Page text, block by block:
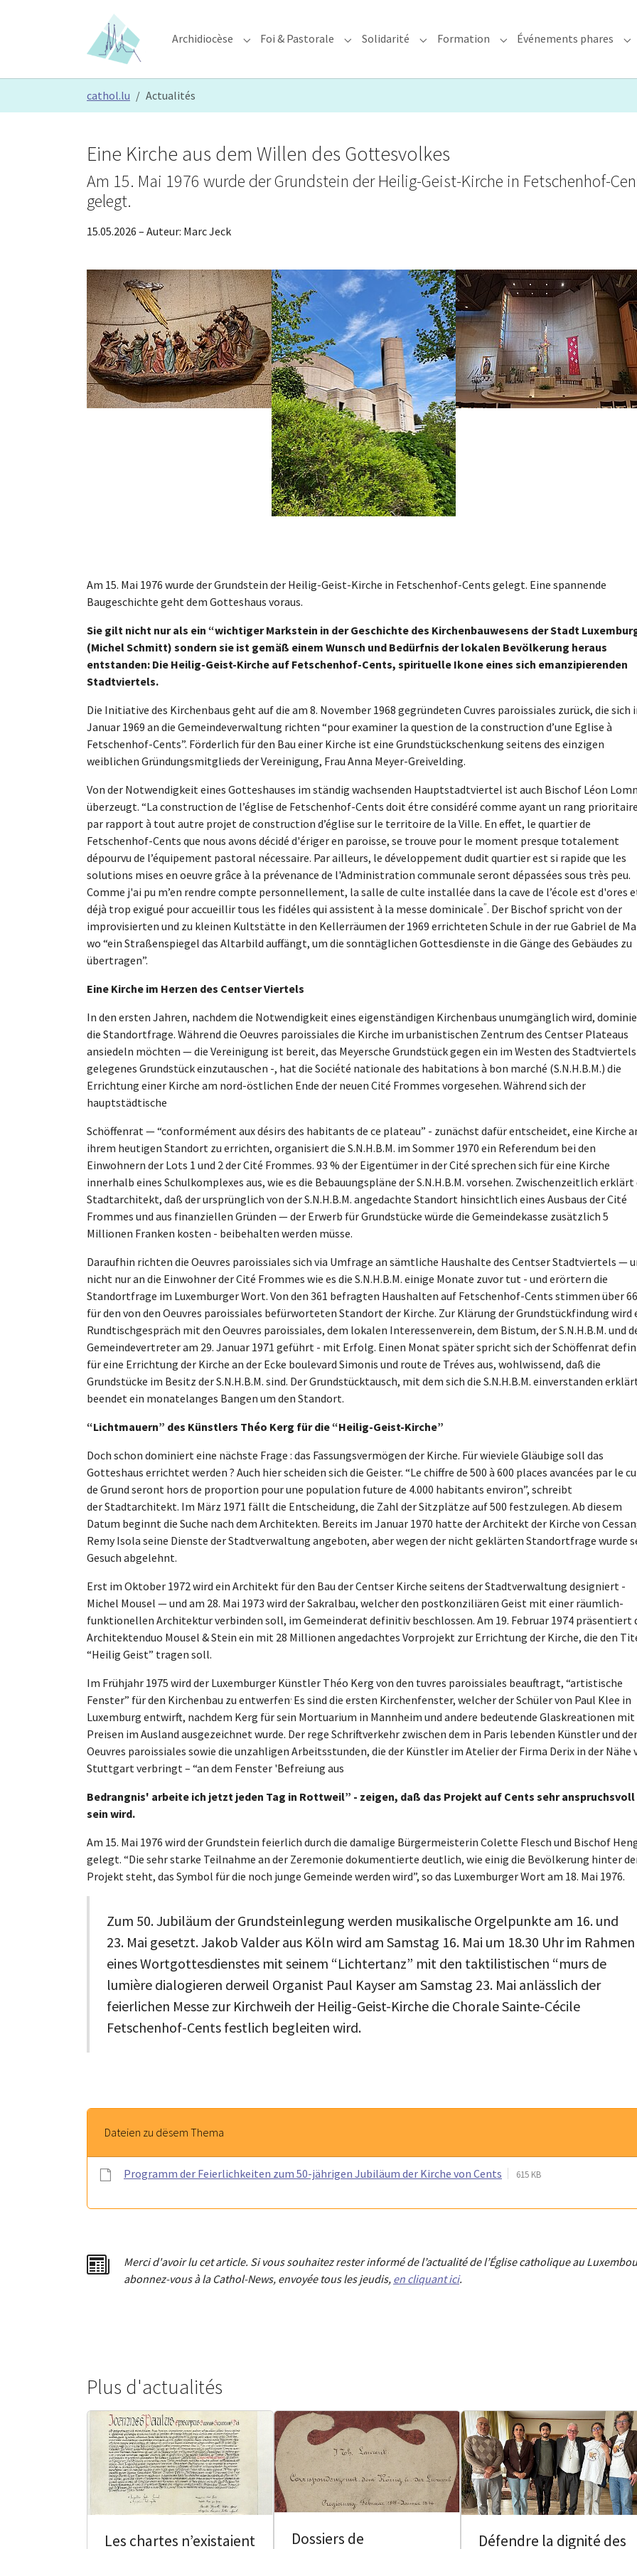
Archidiocèse Submenu for "Archidiocèse"
Foi & Pastorale Submenu for "Foi & Pastorale"
Solidarité Submenu for "Solidarité"
Formation Submenu for "Formation"
Événements phares
cathol.lu Actualités
Show larger version Show larger version Show larger version
Eine Kirche aus dem Willen des Gottesvolkes
Am 15. Mai 1976 wurde der Grundstein der Heilig-Geist-Kirche in Fetschenhof-
gelegt.
15.05.2026 – Auteur: Marc Jeck
Am 15. Mai 1976 wurde der Grundstein der Heilig-Geist-Kirche in Fetschenhof-Cents gelegt. Eine spannende
Baugeschichte geht dem Gotteshaus voraus.
Sie gilt nicht nur als ein “wichtiger Markstein in der Geschichte des Kirchenbauwesens der Stadt
(Michel Schmitt) sondern sie ist gemäß einem Wunsch und Bedürfnis der lokalen Bevölkerung heraus
entstanden: Die Heilig-Geist-Kirche auf Fetschenhof-Cents, spirituelle Ikone eines sich emanzipierenden
Stadtviertels.
Die Initiative des Kirchenbaus geht auf die am 8. November 1968 gegründeten Cuvres paroissiales zurück, die sich
Januar 1969 an die Gemeindeverwaltung richten “pour examiner la question de la construction d’une Eglise à
Fetschenhof-Cents”. Förderlich für den Bau einer Kirche ist eine Grundstückschenkung seitens des einzigen
weiblichen Gründungsmitglieds der Vereinigung, Frau Anna Meyer-Greivelding.
Von der Notwendigkeit eines Gotteshauses im ständig wachsenden Hauptstadtviertel ist auch Bischof Léon
überzeugt. “La construction de l’église de Fetschenhof-Cents doit étre considéré comme ayant un rang prioritaire
par rapport à tout autre projet de construction d’église sur le territoire de la Ville. En effet, le quartier de
Fetschenhof-Cents que nous avons décidé d'ériger en paroisse, se trouve pour le moment presque totalement
dépourvu de l’équipement pastoral nécessaire. Par ailleurs, le développement dudit quartier est si rapide que les
solutions mises en oeuvre grâce à la prévenance de l'Administration communale seront dépassées sous très peu.
Comme j'ai pu m’en rendre compte personnellement, la salle de culte installée dans la cave de l’école est d'ores
déjà trop exigué pour accueillir tous les fidéles qui assistent à la messe dominicale”. Der Bischof spricht von der
improvisierten und zu kleinen Kultstätte in den Kellerräumen der 1969 errichteten Schule in der rue Gabriel de
wo “ein Straßenspiegel das Altarbild auffängt, um die sonntäglichen Gottesdienste in die Gänge des Gebäudes zu
übertragen”.
Eine Kirche im Herzen des Centser Viertels
In den ersten Jahren, nachdem die Notwendigkeit eines eigenständigen Kirchenbaus unumgänglich wird,
die Standortfrage. Während die Oeuvres paroissiales die Kirche im urbanistischen Zentrum des Centser Plateaus
ansiedeln möchten — die Vereinigung ist bereit, das Meyersche Grundstück gegen ein im Westen des Stadtviertels
gelegenes Grundstück einzutauschen -, hat die Société nationale des habitations à bon marché (S.N.H.B.M.) die
Errichtung einer Kirche am nord-östlichen Ende der neuen Cité Frommes vorgesehen. Während sich der
hauptstädtische
Schöffenrat — “conformément aux désirs des habitants de ce plateau” - zunächst dafür entscheidet, eine Kirche
ihrem heutigen Standort zu errichten, organisiert die S.N.H.B.M. im Sommer 1970 ein Referendum bei den
Einwohnern der Lots 1 und 2 der Cité Frommes. 93 % der Eigentümer in der Cité sprechen sich für eine Kirche
innerhalb eines Schulkomplexes aus, wie es die Bebauungspläne der S.N.H.B.M. vorsehen. Zwischenzeitlich erklärt
Stadtarchitekt, daß der ursprünglich von der S.N.H.B.M. angedachte Standort hinsichtlich eines Ausbaus der Cité
Frommes und aus finanziellen Gründen — der Erwerb für Grundstücke würde die Gemeindekasse zusätzlich 5
Millionen Franken kosten - beibehalten werden müsse.
Daraufhin richten die Oeuvres paroissiales sich via Umfrage an sämtliche Haushalte des Centser Stadtviertels —
nicht nur an die Einwohner der Cité Frommes wie es die S.N.H.B.M. einige Monate zuvor tut - und erörtern die
Standortfrage im Luxemburger Wort. Von den 361 befragten Haushalten auf Fetschenhof-Cents stimmen über
für den von den Oeuvres paroissiales befürworteten Standort der Kirche. Zur Klärung der Grundstückfindung wird
Rundtischgespräch mit den Oeuvres paroissiales, dem lokalen Interessenverein, dem Bistum, der S.N.H.B.M. und
Gemeindevertreter am 29. Januar 1971 geführt - mit Erfolg. Einen Monat später spricht sich der Schöffenrat
für eine Errichtung der Kirche an der Ecke boulevard Simonis und route de Tréves aus, wohlwissend, daß die
Grundstücke im Besitz der S.N.H.B.M. sind. Der Grundstücktausch, mit dem sich die S.N.H.B.M. einverstanden
beendet ein monatelanges Bangen um den Standort.
“Lichtmauern” des Künstlers Théo Kerg für die “Heilig-Geist-Kirche”
Doch schon dominiert eine nächste Frage : das Fassungsvermögen der Kirche. Für wieviele Gläubige soll das
Gotteshaus errichtet werden ? Auch hier scheiden sich die Geister. “Le chiffre de 500 à 600 places avancées par le
de Grund seront hors de proportion pour une population future de 4.000 habitants environ”, schreibt
der Stadtarchitekt. Im März 1971 fällt die Entscheidung, die Zahl der Sitzplätze auf 500 festzulegen. Ab diesem
Datum beginnt die Suche nach dem Architekten. Bereits im Januar 1970 hatte der Architekt der Kirche von
Remy Isola seine Dienste der Stadtverwaltung angeboten, aber wegen der nicht geklärten Standortfrage wurde
Gesuch abgelehnt.
Erst im Oktober 1972 wird ein Architekt für den Bau der Centser Kirche seitens der Stadtverwaltung designiert -
Michel Mousel — und am 28. Mai 1973 wird der Sakralbau, welcher den postkonziliären Geist mit einer räumlich-
funktionellen Architektur verbinden soll, im Gemeinderat definitiv beschlossen. Am 19. Februar 1974 präsentiert
Architektenduo Mousel & Stein ein mit 28 Millionen angedachtes Vorprojekt zur Errichtung der Kirche, die den
“Heilig Geist” tragen soll.
Im Frühjahr 1975 wird der Luxemburger Künstler Théo Kerg von den tuvres paroissiales beauftragt, “artistische
Fenster” für den Kirchenbau zu entwerfen. Es sind die ersten Kirchenfenster, welcher der Schüler von Paul Klee in
Luxemburg entwirft, nachdem Kerg für sein Mortuarium in Mannheim und andere bedeutende Glaskreationen mit
Preisen im Ausland ausgezeichnet wurde. Der rege Schriftverkehr zwischen dem in Paris lebenden Künstler und
Oeuvres paroissiales sowie die unzahligen Arbeitsstunden, die der Künstler im Atelier der Firma Derix in der Nähe
Stuttgart verbringt – “an dem Fenster 'Befreiung aus
Bedrangnis' arbeite ich jetzt jeden Tag in Rottweil” - zeigen, daß das Projekt auf Cents sehr anspruchsvoll
sein wird.
Am 15. Mai 1976 wird der Grundstein feierlich durch die damalige Bürgermeisterin Colette Flesch und Bischof
gelegt. “Die sehr starke Teilnahme an der Zeremonie dokumentierte deutlich, wie einig die Bevölkerung hinter
Projekt steht, das Symbol für die noch junge Gemeinde werden wird”, so das Luxemburger Wort am 18. Mai 1976.
Zum 50. Jubiläum der Grundsteinlegung werden musikalische Orgelpunkte am 16. und
23. Mai gesetzt. Jakob Valder aus Köln wird am Samstag 16. Mai um 18.30 Uhr im Rahmen
eines Wortgottesdienstes mit seinem “Lichtertanz” mit den taktilistischen “murs de
lumière dialogieren derweil Organist Paul Kayser am Samstag 23. Mai anlässlich der
feierlichen Messe zur Kirchweih der Heilig-Geist-Kirche die Chorale Sainte-Cécile
Fetschenhof-Cents festlich begleiten wird.
Dateien zu dësem Thema
Programm der Feierlichkeiten zum 50-jährigen Jubiläum der Kirche von Cents 615 KB
Merci d'avoir lu cet article. Si vous souhaitez rester informé de l’actualité de l’Église catholique au
abonnez-vous à la Cathol-News, envoyée tous les jeudis, en cliquant ici.
Plus d'actualités
Les chartes n’existaient
Dossiers de
Défendre la dignité des